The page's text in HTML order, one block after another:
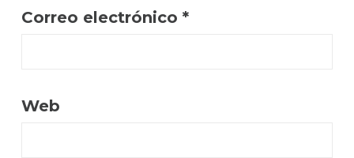
Correo electrónico *
Web